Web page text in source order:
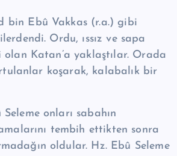
bin Ebû Vakkas (r.a.) gibi
Ordu, ıssız ve sapa
Katan’a yaklaştılar. Orada
koşarak, kala­balık bir
onları sabahın
tembih ettikten sonra
oldular. Hz. Ebû Seleme